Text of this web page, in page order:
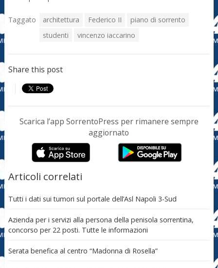
Taggato architettura Federico II
piano di sorrento
studenti
vincenzo iaccarino
Share this post
Scarica l’app SorrentoPress per rimanere sempre
aggiornato
Articoli correlati
Tutti i dati sui tumori sul portale dell’Asl Napoli 3-Sud
Azienda per i servizi alla persona della penisola sorrentina,
concorso per 22 posti. Tutte le informazioni
Serata benefica al centro “Madonna di Rosella”